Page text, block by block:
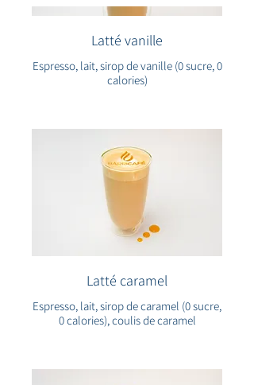
Latté vanille
Espresso, lait, sirop de vanille (0 sucre, 0
calories)
Latté caramel
Espresso, lait, sirop de caramel (0 sucre,
0 calories), coulis de caramel